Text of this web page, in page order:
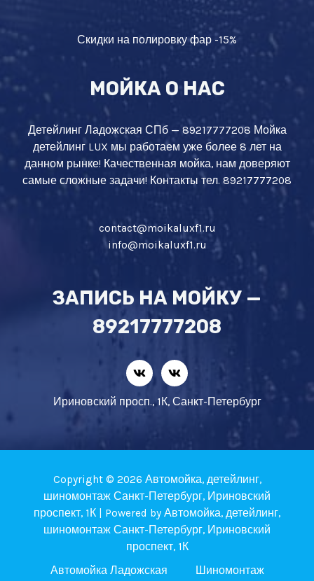
Скидки на полировку фар -15%
МОЙКА О НАС
Детейлинг Ладожская СПб — 89217777208 Мойка
детейлинг LUX мы работаем уже более 8 лет на
данном рынке! Качественная мойка, нам доверяют
самые сложные задачи! Контакты тел. 89217777208
contact@moikaluxf1.ru
info@moikaluxf1.ru
ЗАПИСЬ НА МОЙКУ —
89217777208
Ириновский просп., 1К, Санкт-Петербург
Copyright © 2026 Автомойка, детейлинг,
шиномонтаж Санкт-Петербург, Ириновский
проспект, 1К | Powered by Автомойка, детейлинг,
шиномонтаж Санкт-Петербург, Ириновский
проспект, 1К
Автомойка Ладожская
Шиномонтаж